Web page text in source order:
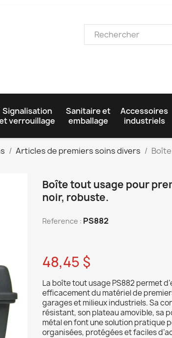
Signalisation
verrouillage
Sanitaire et
emballage
Accessoires
industriels
Articles de premiers soins divers
Boîte tout usage pour
noir, robuste.
Reference : PS882
48,45 $
La boîte tout usage PS882 permet
efficacement du matériel de
garages et milieux industriels. Sa
résistant, son plateau amovible, sa
métal en font une solution pratique
organisées, protégées et faciles